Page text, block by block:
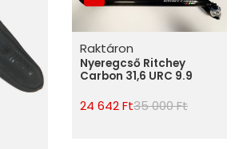
Raktáron
Nyeregcső Ritchey
Carbon 31,6 URC 9.9
24 642 Ft35 000 Ft